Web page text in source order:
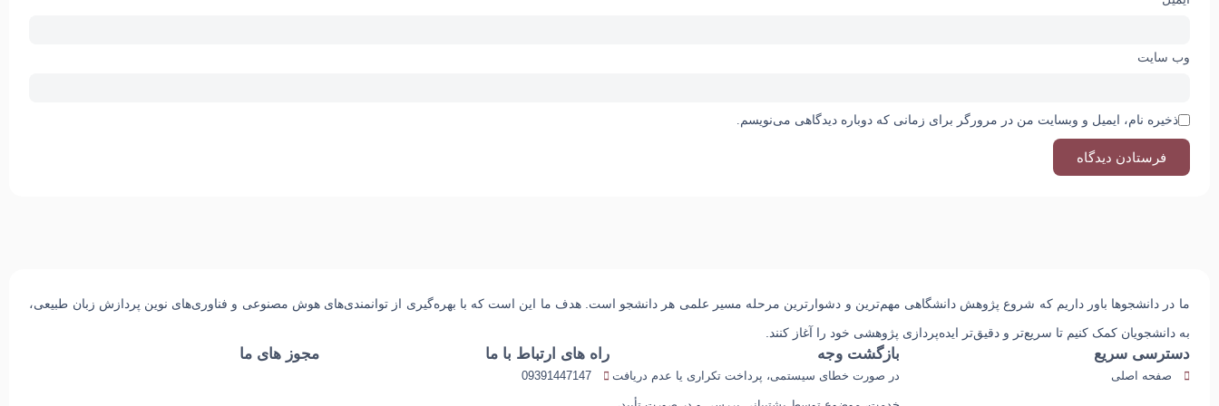
وب‌ سایت
ذخیره نام، ایمیل و وبسایت من در مرورگر برای زمانی که دوباره دیدگاهی می‌نویسم.
ما در دانشجوها باور داریم که شروع پژوهش دانشگاهی مهم‌ترین و دشوارترین مرحله مسیر علمی هر دانشجو است . هدف ما این است که با بهره‌گیری از توانمندی‌هایهوش مصنوعی و فناوری‌های نوین پردازش زبان طبیعی،
به دانشجویان کمک کنیم تا سریع‌تر و دقیق‌تر ایده‌پردازی پژوهشی خود را آغاز کنند.
دسترسی سریع
صفحه اصلی
بازگشت وجه
در صورت خطای سیستمی، پرداخت تکراری یا عدم دریافت
راه های ارتباط با ما
09391447147
مجوز های ما